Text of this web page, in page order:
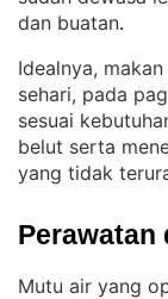
dan buatan.
Idealnya,
sehari, pada
sesuai
belut serta
yang tidak
Perawatan
Mutu air yang